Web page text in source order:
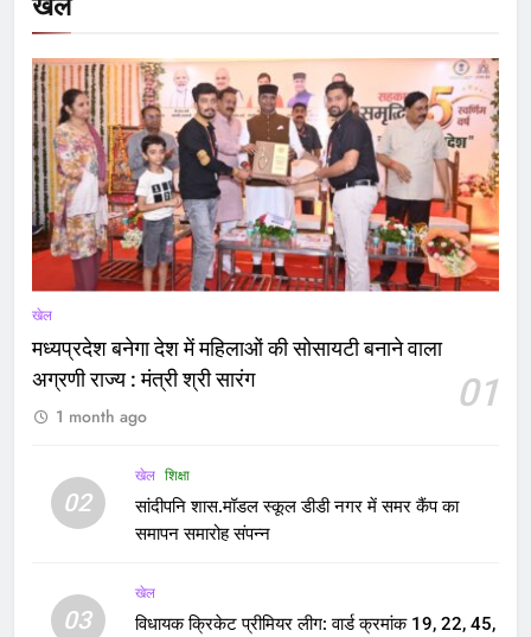
खेल
मध्यप्रदेश बनेगा देश में महिलाओं की सोसायटी बनाने वाला
अग्रणी राज्य : मंत्री श्री सारंग
01
1 month ago
02
खेल शिक्षा
सांदीपनि शास.मॉडल स्कूल डीडी नगर में समर कैंप का
समापन समारोह संपन्न
03
खेल
विधायक क्रिकेट प्रीमियर लीग: वार्ड क्रमांक 19, 22, 45,